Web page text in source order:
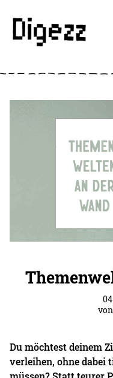
Du möchtest deinem
verleihen, ohne dabei